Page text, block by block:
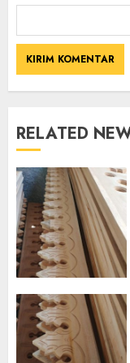
RELATED